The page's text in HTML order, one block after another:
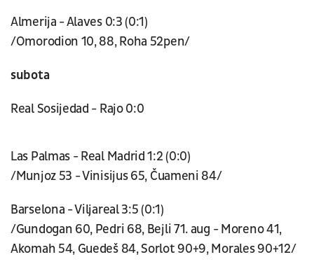
Almerija - Alaves 0:3 (0:1)
/Omorodion 10, 88, Roha 52pen/
subota
Real Sosijedad - Rajo 0:0
Las Palmas - Real Madrid 1:2 (0:0)
/Munjoz 53 - Vinisijus 65, Čuameni 84/
Barselona - Viljareal 3:5 (0:1)
/Gundogan 60, Pedri 68, Bejli 71. aug - Moreno 41,
Akomah 54, Guedeš 84, Sorlot 90+9, Morales 90+12/